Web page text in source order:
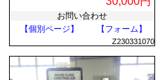
お問い合わせ
【個別ページ】
【フォーム】
Z230331070